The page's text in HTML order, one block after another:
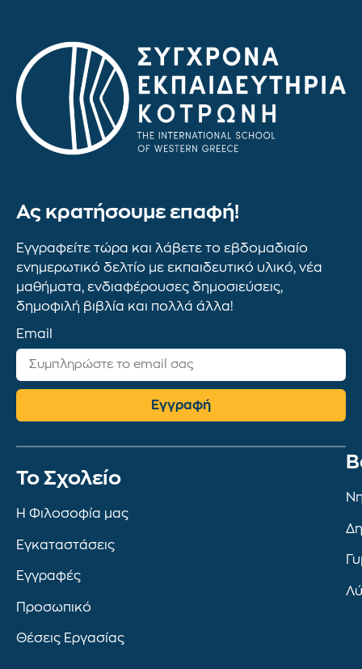
Ας κρατήσουμε επαφή!
Εγγραφείτε τώρα και λάβετε το εβδομαδιαίο
ενημερωτικό δελτίο με εκπαιδευτικό υλικό, νέα
μαθήματα, ενδιαφέρουσες δημοσιεύσεις,
δημοφιλή βιβλία και πολλά άλλα!
Email
Εγγραφή
To Σχολείο
Η Φιλοσοφία μας
Εγκαταστάσεις
Εγγραφές
Προσωπικό
Θέσεις Εργασίας